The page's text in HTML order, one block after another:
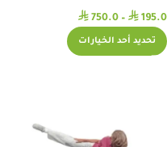
⃁ 195.0
–
⃁ 750.0
تحديد أحد الخيارات